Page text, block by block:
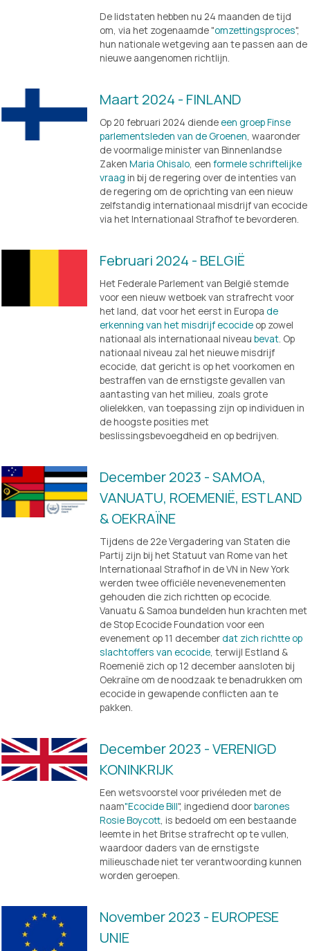
De lidstaten hebben nu 24 maanden de tijd
om, via het zogenaamde "omzettingsproces",
hun nationale wetgeving aan te passen aan de
nieuwe aangenomen richtlijn.
Maart 2024 - FINLAND
Op 20 februari 2024 diende een groep Finse
parlementsleden van de Groenen , waaronder
de voormalige minister van Binnenlandse
Zaken Maria Ohisalo , een formele schriftelijke
vraag in bij de regering over de intenties van
de regering om de oprichting van een nieuw
zelfstandig internationaal misdrijf van ecocide
via het Internationaal Strafhof te bevorderen.
Februari 2024 - BELGIË
Het Federale Parlement van België stemde
voor een nieuw wetboek van strafrecht voor
het land, dat voor het eerst in Europa de
erkenning van het misdrijf ecocide op zowel
nationaal als internationaal niveau bevat . Op
nationaal niveau zal het nieuwe misdrijf
ecocide, dat gericht is op het voorkomen en
bestraffen van de ernstigste gevallen van
aantasting van het milieu, zoals grote
olielekken, van toepassing zijn op individuen in
de hoogste posities met
beslissingsbevoegdheid en op bedrijven.
December 2023 - SAMOA,
VANUATU, ROEMENIË, ESTLAND
& OEKRAÏNE
Tijdens de 22e Vergadering van Staten die
Partij zijn bij het Statuut van Rome van het
Internationaal Strafhof in de VN in New York
werden twee officiële nevenevenementen
gehouden die zich richtten op ecocide.
Vanuatu & Samoa bundelden hun krachten met
de Stop Ecocide Foundation voor een
evenement op 11 december dat zich richtte op
slachtoffers van ecocide , terwijl Estland &
Roemenië zich op 12 december aansloten bij
Oekraïne om de noodzaak te benadrukken om
ecocide in gewapende conflicten aan te
pakken.
December 2023 - VERENIGD
KONINKRIJK
Een wetsvoorstel voor privéleden met de
naam"Ecocide Bill", ingediend door barones
Rosie Boycott , is bedoeld om een bestaande
leemte in het Britse strafrecht op te vullen,
waardoor daders van de ernstigste
milieuschade niet ter verantwoording kunnen
worden geroepen.
November 2023 - EUROPESE
UNIE